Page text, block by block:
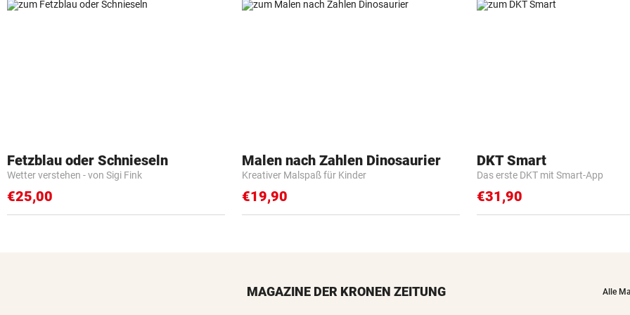
Fetzblau oder Schnieseln
Wetter verstehen - von Sigi Fink
€25,00
Malen nach Zahlen Dinosaurier
Kreativer Malspaß für Kinder
€19,90
DKT Smart
Das erste DKT mit Smart-App
€31,90
MAGAZINE DER KRONEN ZEITUNG Alle